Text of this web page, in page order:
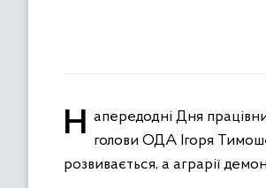
Напередодні Дня працівників сільського господарства привітали аграріїв Рівненщини. За словами заступника голови ОДА Ігоря
розвивається, а аграрії